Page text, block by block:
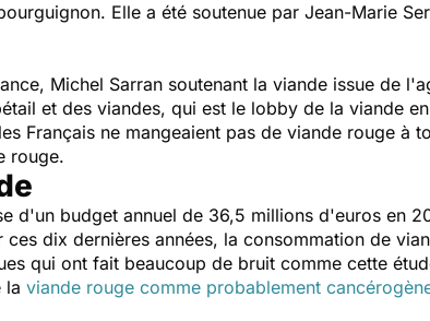
Elle a été soutenue par Jean-Marie
Michel Sarran soutenant la viande issue de
et des viandes, qui est le lobby de la viande
Français ne mangeaient pas de viande rouge à
rouge.
d'un budget annuel de 36,5 millions d'euros en
dix dernières années, la consommation de
qui ont fait beaucoup de bruit comme cette
la viande rouge comme probablement